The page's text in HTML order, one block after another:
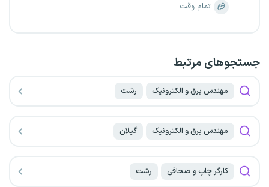
تمام وقت
جستجو‌های مرتبط
مهندس برق و الکترونیک رشت
مهندس برق و الکترونیک گیلان
کارگر چاپ و صحافی رشت